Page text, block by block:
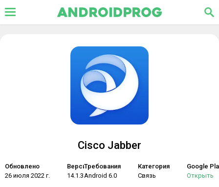
Cisco Jabber
Обновлено
26 июля 2022 г.
Версия
14.1.3.307058
Требования
Android 6.0
Категория
Связь
Google
Открыть